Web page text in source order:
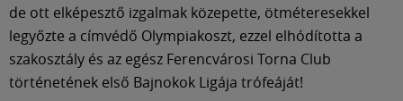
de ott elképesztő izgalmak közepette, ötméteresekkel
legyőzte a címvédő Olympiakoszt, ezzel elhódította a
szakosztály és az egész Ferencvárosi Torna Club
történetének első Bajnokok Ligája trófeáját!